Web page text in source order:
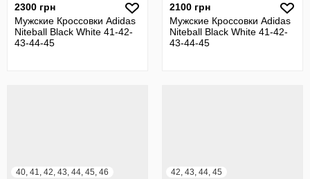
2300 грн
Мужские Кроссовки Adidas
Niteball Black White 41-42-
43-44-45
2100 грн
Мужские Кроссовки Adidas
Niteball Black White 41-42-
43-44-45
40, 41, 42, 43, 44, 45, 46 42, 43, 44, 45